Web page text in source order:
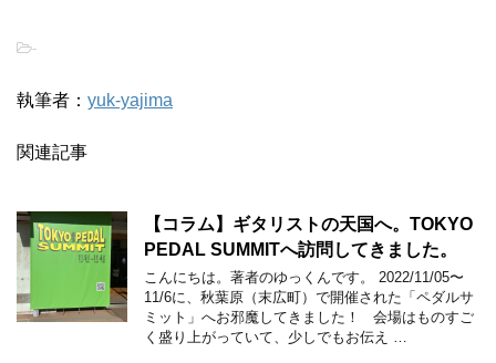
-
執筆者： yuk-yajima
関連記事
【コラム】ギタリストの天国へ。TOKYO
PEDAL SUMMITへ訪問してきました。
こんにちは。著者のゆっくんです。 2022/11/05〜
11/6に、秋葉原（末広町）で開催された「ペダルサ
ミット」へお邪魔してきました！ 会場はものすご
く盛り上がっていて、少しでもお伝え …